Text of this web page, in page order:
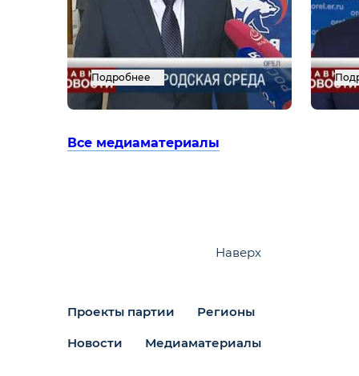
Подробнее
Все медиаматериалы
Проекты партии Регионы
Новости Медиаматериалы
Наверх